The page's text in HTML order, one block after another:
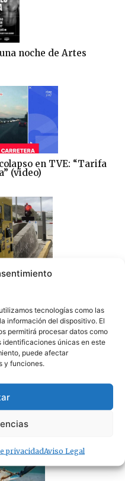
tecnologías como las
información del dispositivo. El
permitirá procesar datos como
identificaciones únicas en este
puede afectar
y funciones.
privacidadAviso Legal
noche de Artes
en TVE: “Tarifa
(video)
del peaje de
del Campo de
y sin expedientes:
de Paz de